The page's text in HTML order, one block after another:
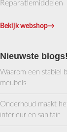
Reparatiemiddelen
Bekijk webshop→
Nieuwste blogs!
Waarom een stabiel
meubels
Onderhoud maakt
interieur en sanitair